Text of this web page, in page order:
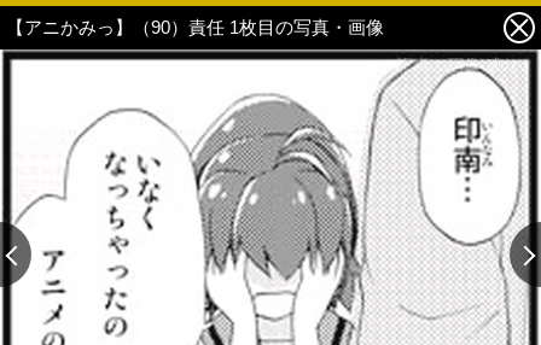
【アニかみっ】（90）責任 1枚目の写真・画像
この記事の画像 残り1